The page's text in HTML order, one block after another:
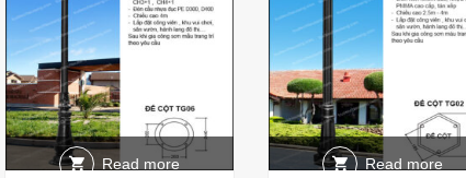
Read more
Read more